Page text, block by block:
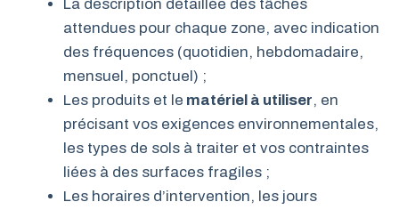
La description détaillée des tâches
attendues pour chaque zone, avec indication
des fréquences (quotidien, hebdomadaire,
mensuel, ponctuel) ;
Les produits et le matériel à utiliser, en
précisant vos exigences environnementales,
les types de sols à traiter et vos contraintes
liées à des surfaces fragiles ;
Les horaires d’intervention, les jours